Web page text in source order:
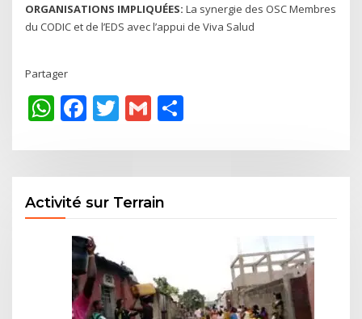
ORGANISATIONS IMPLIQUÉES: La synergie des OSC Membres
du CODIC et de l’EDS avec l’appui de Viva Salud
Partager
WhatsApp
Facebook
Twitter
Gmail
Activité sur Terrain